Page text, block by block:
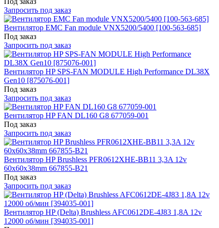
Запросить под заказ
Вентилятор EMC Fan module VNX5200/5400 [100-563-685]
Под заказ
Запросить под заказ
Вентилятор HP SPS-FAN MODULE High Performance DL38X
Gen10 [875076-001]
Под заказ
Запросить под заказ
Вентилятор HP FAN DL160 G8 677059-001
Под заказ
Запросить под заказ
Вентилятор HP Brushless PFR0612XHE-BB11 3,3A 12v
60x60x38mm 667855-B21
Под заказ
Запросить под заказ
Вентилятор HP (Delta) Brushless AFC0612DE-4J83 1,8A 12v
12000 об/мин [394035-001]